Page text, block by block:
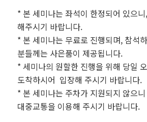
* 본 세미나는 좌석이 한정되어 있으
해주시기 바랍니다.
* 본 세미나는 무료로 진행되며, 참석
분들께는 사은품이 제공됩니다.
* 세미나의 원할한 진행을 위해 당일
도착하시어 입장해 주시기 바랍니다.
* 본 세미나는 주차가 지원되지 않으
대중교통을 이용해 주시기 바랍니다.